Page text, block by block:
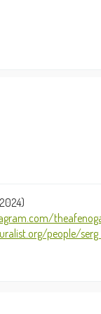
people/serg